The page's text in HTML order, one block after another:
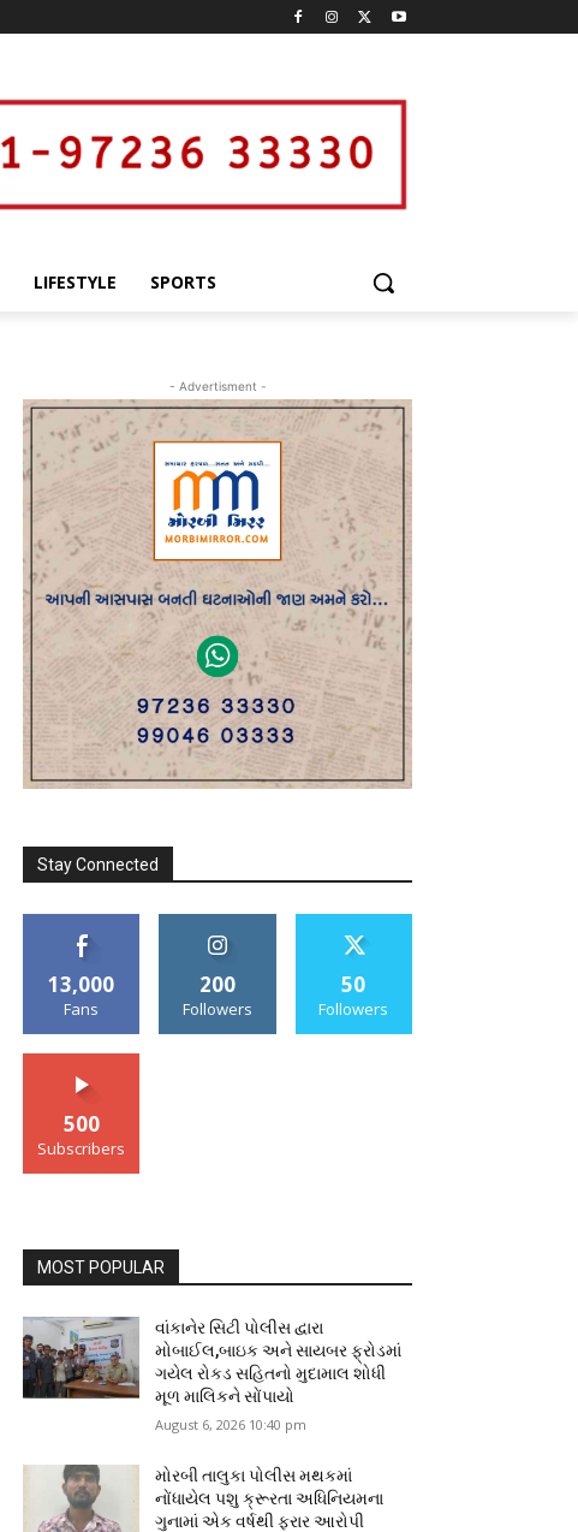
LIFESTYLE SPORTS
- Advertisment -
Stay Connected
13,000
Fans
200
Followers
50
Followers
500
Subscribers
MOST POPULAR
વાંકાનેર સિટી પોલીસ દ્વારા
મોબાઈલ,બાઇક અને સાયબર ફ્રોડમાં
ગયેલ રોકડ સહિતનો મુદામાલ શોધી
મૂળ માલિકને સોંપાયો
August 6, 2026 10:40 pm
મોરબી તાલુકા પોલીસ મથકમાં
નોંધાયેલ પશુ ક્રૂરતા અધિનિયમના
ગુનામાં એક વર્ષથી ફરાર આરોપી